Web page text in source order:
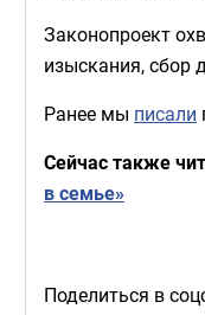
Законопроект
изыскания, сбор
Ранее мы писали
Сейчас также
в семье»
Поделиться в